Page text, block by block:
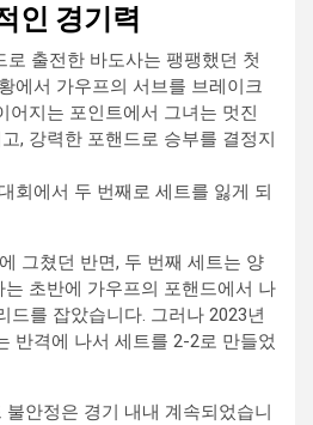
인 경기력
로 출전한 바도사는 팽팽했던 첫
에서 가우프의 서브를 브레이크
어지는 포인트에서 그녀는 멋진
, 강력한 포핸드로 승부를 결정지
회에서 두 번째로 세트를 잃게 되
그쳤던 반면, 두 번째 세트는 양
초반에 가우프의 포핸드에서 나
드를 잡았습니다. 그러나 2023년
반격에 나서 세트를 2-2로 만들었
안정은 경기 내내 계속되었습니